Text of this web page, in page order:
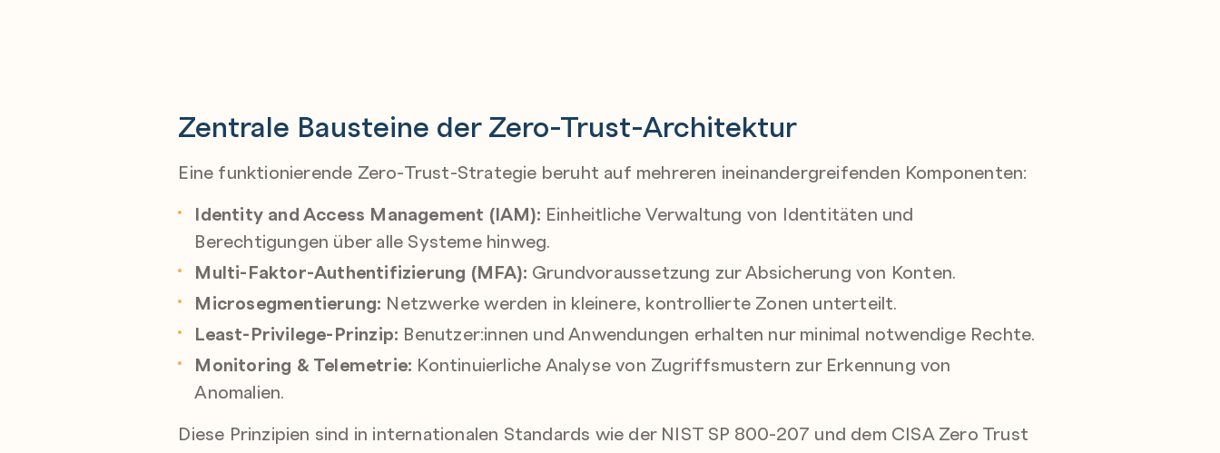
Zentrale Bausteine der Zero-Trust-Architektur
Eine funktionierende Zero-Trust-Strategie beruht auf mehreren ineinandergreifenden Komponenten:
Identity and Access Management (IAM): Einheitliche Verwaltung von Identitäten und
Berechtigungen über alle Systeme hinweg.
Multi-Faktor-Authentifizierung (MFA): Grundvoraussetzung zur Absicherung von Konten.
Microsegmentierung: Netzwerke werden in kleinere, kontrollierte Zonen unterteilt.
Least-Privilege-Prinzip: Benutzer:innen und Anwendungen erhalten nur minimal notwendige Rechte.
Monitoring & Telemetrie: Kontinuierliche Analyse von Zugriffsmustern zur Erkennung von
Anomalien.
Diese Prinzipien sind in internationalen Standards wie der NIST SP 800-207 und dem CISA Zero Trust